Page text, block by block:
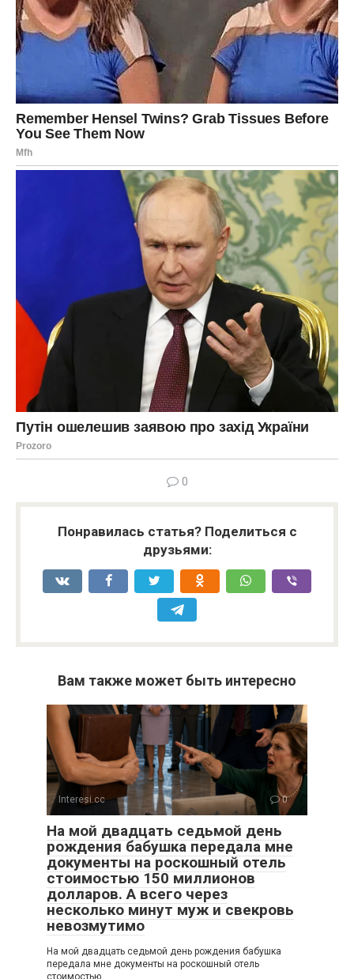
0
Понравилась статья? Поделиться с
друзьями:
Вам также может быть интересно
Interesi.cc 0
На мой двадцать седьмой день
рождения бабушка передала мне
документы на роскошный отель
стоимостью 150 миллионов
долларов. А всего через
несколько минут муж и свекровь
невозмутимо
На мой двадцать седьмой день рождения бабушка
передала мне документы на роскошный отель
стоимостью